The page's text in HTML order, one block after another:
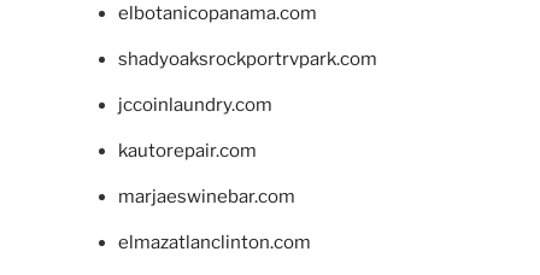
elbotanicopanama.com
shadyoaksrockportrvpark.com
jccoinlaundry.com
kautorepair.com
marjaeswinebar.com
elmazatlanclinton.com